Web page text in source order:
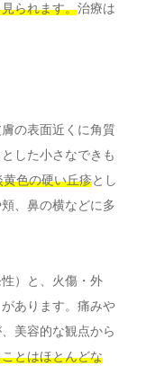
られます。治療は
の表面近くに角質
した小さなできも
色の硬い丘疹とし
、鼻の横などに多
）と、火傷・外
あります。痛みや
美容的な観点から
とはほとんどな